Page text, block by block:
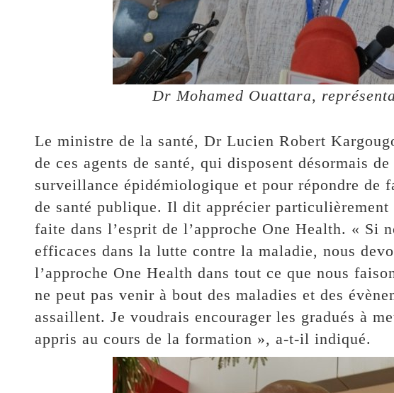
Dr Mohamed Ouattara,
Le ministre de la santé, Dr Lucien Robert
de ces agents de santé, qui disposent désormais
surveillance épidémiologique et pour répondre de
de santé publique. Il dit apprécier
faite dans l’esprit de l’approche One Health. « Si
efficaces dans la lutte contre la maladie, nous
l’approche One Health dans tout ce que nous
ne peut pas venir à bout des maladies et des
assaillent. Je voudrais encourager les gradués à
appris au cours de la formation », a-t-il indiqué.